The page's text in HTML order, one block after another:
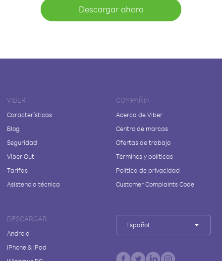
Descargar ahora
VIBER
Características
Blog
Seguridad
Viber Out
Tarifas
Asistencia técnica
COMPAÑÍA
Acerca de Viber
Centro de marcas
Ofertas de trabajo
Términos y políticas
Política de privacidad
Customer Complaints Code
DESCARGAR
Android
iPhone & iPad
Español